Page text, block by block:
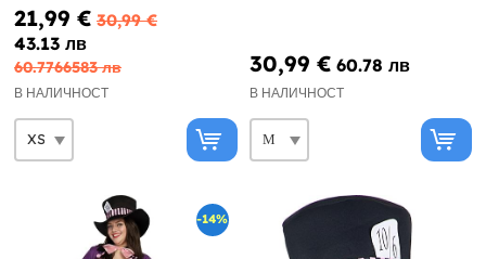
21,99 € 30,99 €
43.13 лв
60.7766583 лв
В НАЛИЧНОСТ
30,99 € 60.78 лв
В НАЛИЧНОСТ
-14%